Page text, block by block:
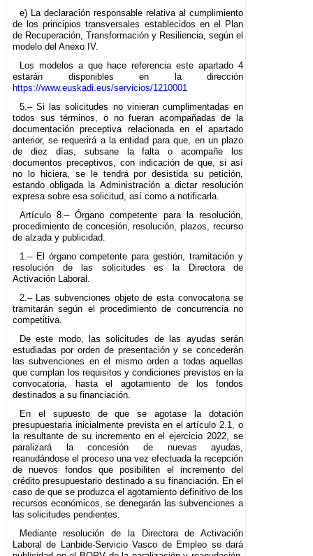
e) La declaración responsable relativa al cumplimiento
de los principios transversales establecidos en el Plan
de Recuperación, Transformación y Resiliencia, según el
modelo del Anexo IV.
Los modelos a que hace referencia este apartado 4
estarán disponibles en la dirección
https://www.euskadi.eus/servicios/1210001
5.– Si las solicitudes no vinieran cumplimentadas en
todos sus términos, o no fueran acompañadas de la
documentación preceptiva relacionada en el apartado
anterior, se requerirá a la entidad para que, en un plazo
de diez días, subsane la falta o acompañe los
documentos preceptivos, con indicación de que, si así
no lo hiciera, se le tendrá por desistida su petición,
estando obligada la Administración a dictar resolución
expresa sobre esa solicitud, así como a notificarla.
Artículo 8.– Órgano competente para la resolución,
procedimiento de concesión, resolución, plazos, recurso
de alzada y publicidad.
1.– El órgano competente para gestión, tramitación y
resolución de las solicitudes es la Directora de
Activación Laboral.
2.– Las subvenciones objeto de esta convocatoria se
tramitarán según el procedimiento de concurrencia no
competitiva.
De este modo, las solicitudes de las ayudas serán
estudiadas por orden de presentación y se concederán
las subvenciones en el mismo orden a todas aquellas
que cumplan los requisitos y condiciones previstos en la
convocatoria, hasta el agotamiento de los fondos
destinados a su financiación.
En el supuesto de que se agotase la dotación
presupuestaria inicialmente prevista en el artículo 2.1, o
la resultante de su incremento en el ejercicio 2022, se
paralizará la concesión de nuevas ayudas,
reanudándose el proceso una vez efectuada la recepción
de nuevos fondos que posibiliten el incremento del
crédito presupuestario destinado a su financiación. En el
caso de que se produzca el agotamiento definitivo de los
recursos económicos, se denegarán las subvenciones a
las solicitudes pendientes.
Mediante resolución de la Directora de Activación
Laboral de Lanbide-Servicio Vasco de Empleo se dará